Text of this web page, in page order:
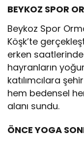
BEYKOZ SPOR
Beykoz Spor
Köşk’te
erken saatlerinde
hayranların
katılımcılara
hem bedensel
alanı sundu.
ÖNCE YOGA